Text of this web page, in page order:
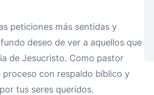
peticiones más sentidas y
deseo de ver a aquellos que
de Jesucristo. Como pastor
con respaldo bíblico y
tus seres queridos.